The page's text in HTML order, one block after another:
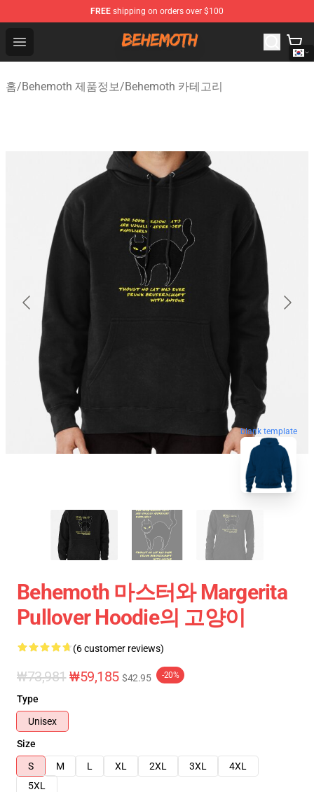
FREE shipping on orders over $100
Open menu
Behemoth Store - Official Behemoth Merchandise Shop
홈/Behemoth 제품정보/Behemoth 카테고리
blank template
Behemoth 마스터와 Margerita
Pullover Hoodie의 고양이
(6 customer reviews)
₩73,981 ₩59,185 $42.95 -20%
Type
Unisex
Size
S
M L XL 2XL 3XL
4XL
5XL